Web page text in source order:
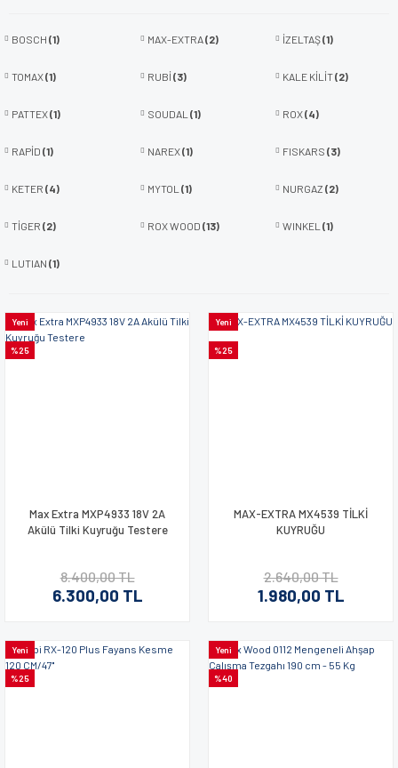
BOSCH (1) MAX-EXTRA (2) İZELTAŞ(1)
TOMAX(1) RUBİ (3) KALE KİLİT(2)
PATTEX(1) SOUDAL (1) ROX(4)
RAPİD (1) NAREX(1) FISKARS(3)
KETER (4) MYTOL (1) NURGAZ(2)
TİGER (2) ROX WOOD (13) WINKEL(1)
LUTIAN (1)
%25
Yeni
Max Extra MXP4933 18V 2A
Akülü Tilki Kuyruğu Testere
8.400,00 TL
6.300,00 TL
%25
Yeni
MAX-EXTRA MX4539 TİLKİ
KUYRUĞU
2.640,00 TL
1.980,00 TL
%25
Yeni
%40
Yeni